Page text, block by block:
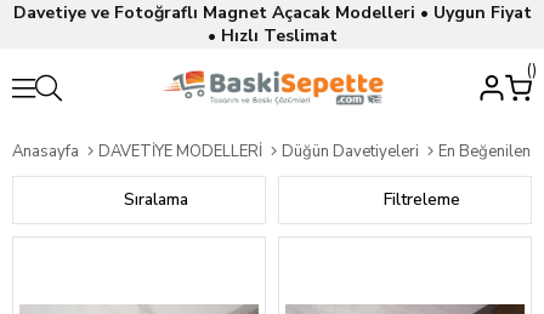
Davetiye ve Fotoğraflı Magnet Açacak Modelleri • Uygun Fiyat
• Hızlı Teslimat
Anasayfa DAVETİYE MODELLERİ Düğün Davetiyeleri En Beğenilen
Filtreleme
Sıralama